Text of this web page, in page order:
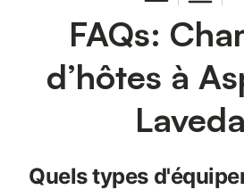
FAQs:
d’hôtes à
Quels types